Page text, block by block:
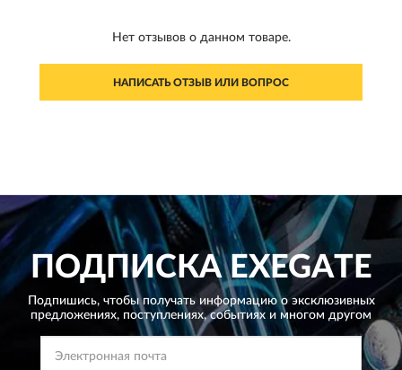
Нет отзывов о данном товаре.
НАПИСАТЬ ОТЗЫВ ИЛИ ВОПРОС
ПОДПИСКАEXEGATE
Подпишись, чтобы получать информацию о эксклюзивных
предложениях, поступлениях, событиях и многом другом